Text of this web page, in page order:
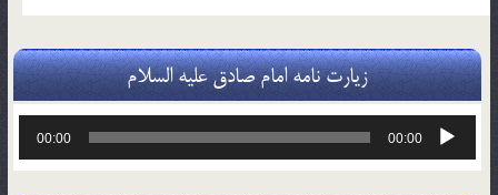
زیارت نامه امام صادق علیه السلام
پخش‌کننده
00:00
00:00